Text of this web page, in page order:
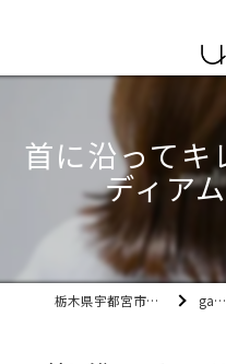
首に沿ってキ
ディア
栃木県宇都宮市の美容室ult gallery